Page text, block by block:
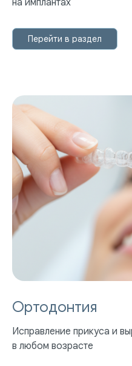
на имплантах
Перейти в раздел
Ортодонтия
Исправление прикуса и
в любом возрасте